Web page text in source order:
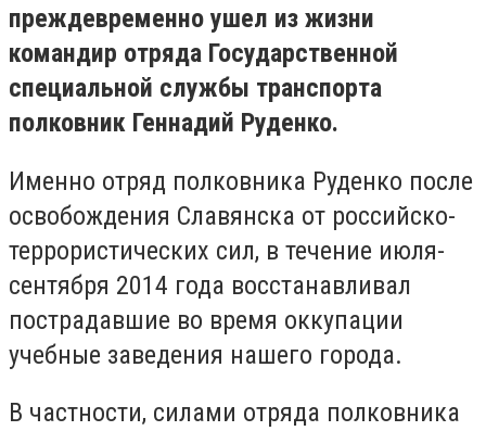
преждевременно ушел из жизни
командир отряда Государственной
специальной службы транспорта
полковник Геннадий Руденко.
Именно отряд полковника Руденко после
освобождения Славянска от российско-
террористических сил, в течение июля-
сентября 2014 года восстанавливал
пострадавшие во время оккупации
учебные заведения нашего города.
В частности, силами отряда полковника